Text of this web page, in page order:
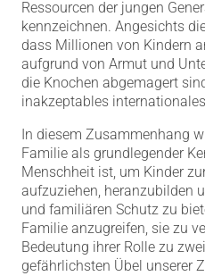
Ressourcen der jungen
kennzeichnen. Angesichts
dass Millionen von Kindern
aufgrund von Armut und
die Knochen abgemagert
inakzeptables
In diesem Zusammenhang
Familie als grundlegender
Menschheit ist, um Kinder
aufzuziehen, heranzubilden
und familiären Schutz zu
Familie anzugreifen, sie zu
Bedeutung ihrer Rolle zu
gefährlichsten Übel unserer